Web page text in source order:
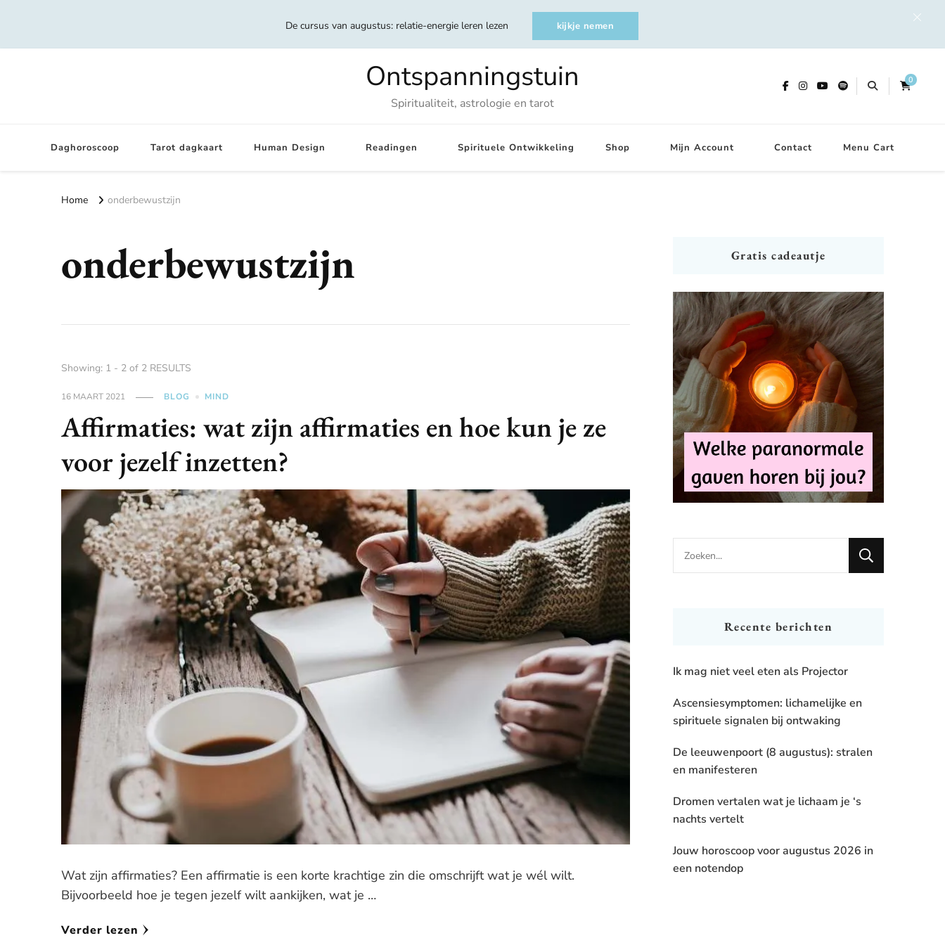
De cursus van augustus: relatie-energie leren lezen kijkje nemen
Ontspanningstuin
Spiritualiteit, astrologie en tarot
0
Daghoroscoop Tarot dagkaart Human Design Readingen Spirituele Ontwikkeling Shop Mijn Account Contact Menu Cart
Home onderbewustzijn
onderbewustzijn
Showing: 1 - 2 of 2 RESULTS
16 MAART 2021 BLOG MIND
Affirmaties: wat zijn affirmaties en hoe kun je ze
voor jezelf inzetten?
Wat zijn affirmaties? Een affirmatie is een korte krachtige zin die omschrijft wat je wél wilt.
Bijvoorbeeld hoe je tegen jezelf wilt aankijken, wat je …
Verder lezen
Gratis cadeautje
Looking
for
Recente berichten
Ik mag niet veel eten als Projector
Ascensiesymptomen: lichamelijke en
spirituele signalen bij ontwaking
De leeuwenpoort (8 augustus): stralen
en manifesteren
Dromen vertalen wat je lichaam je ‘s
nachts vertelt
Jouw horoscoop voor augustus 2026 in
een notendop